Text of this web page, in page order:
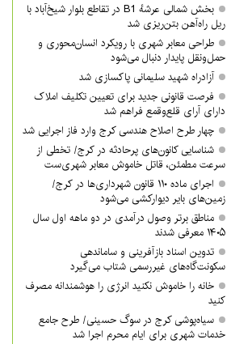
بخش شمالی عرشهٔ B1 در تقاطع بلوار شیخ‌آباد با
ریل راه‌آهن بتن‌ریزی شد
طراحی معابر شهری با رویکرد انسان‌محوری و
حمل‌ونقل پایدار دنبال می‌شود
آزادراه شهید سلیمانی پاکسازی شد
فرصت قانونی جدید برای تعیین تکلیف املاک
دارای آرای قلع‌وقمع فراهم شد
چهار طرح اصلاح هندسی کرج وارد فاز اجرایی شد
شناسایی کانون‌های پرحادثه در کرج/ تخطی از
سرعت مطمئن، قاتل خاموش معابر شهری‌ست
اجرای ماده ۱۱۰ قانون شهرداری‌ها در کرج/
زمین‌های بایر دیوارکشی می‌شود
مناطق برتر وصول درآمدی در دو ماهه اول سال
۱۴۰۵ معرفی شدند
تدوین اسناد بازآفرینی و ساماندهی
سکونت‌گاه‌های غیررسمی شتاب می‌گیرد
خانه را خاموش نکنید انرژی را هوشمندانه مصرف
کنید
سیاه‌پوشی کرج در سوگ حسینی/ طرح جامع
خدمات شهری برای ایام محرم اجرا شد